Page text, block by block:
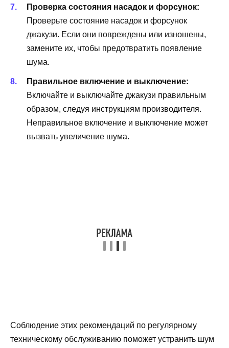
Проверка состояния насадок и форсунок:
Проверьте состояние насадок и форсунок
джакузи. Если они повреждены или изношены,
замените их, чтобы предотвратить появление
шума.
Правильное включение и выключение:
Включайте и выключайте джакузи правильным
образом, следуя инструкциям производителя.
Неправильное включение и выключение может
вызвать увеличение шума.
Соблюдение этих рекомендаций по регулярному
техническому обслуживанию поможет устранить шум